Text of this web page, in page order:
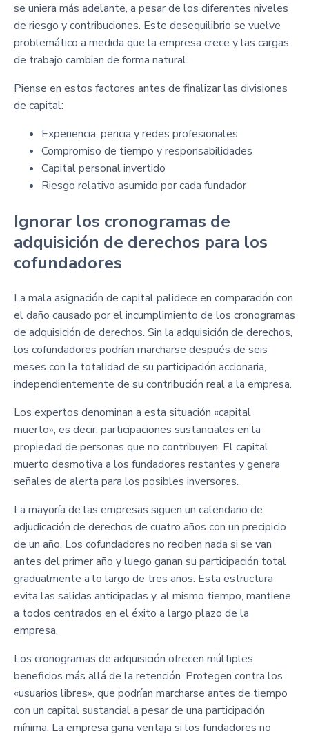
se uniera más adelante, a pesar de los diferentes niveles
de riesgo y contribuciones. Este desequilibrio se vuelve
problemático a medida que la empresa crece y las cargas
de trabajo cambian de forma natural.
Piense en estos factores antes de finalizar las divisiones
de capital:
Experiencia, pericia y redes profesionales
Compromiso de tiempo y responsabilidades
Capital personal invertido
Riesgo relativo asumido por cada fundador
Ignorar los cronogramas de
adquisición de derechos para los
cofundadores
La mala asignación de capital palidece en comparación con
el daño causado por el incumplimiento de los cronogramas
de adquisición de derechos. Sin la adquisición de derechos,
los cofundadores podrían marcharse después de seis
meses con la totalidad de su participación accionaria,
independientemente de su contribución real a la empresa.
Los expertos denominan a esta situación «capital
muerto», es decir, participaciones sustanciales en la
propiedad de personas que no contribuyen. El capital
muerto desmotiva a los fundadores restantes y genera
señales de alerta para los posibles inversores.
La mayoría de las empresas siguen un calendario de
adjudicación de derechos de cuatro años con un precipicio
de un año. Los cofundadores no reciben nada si se van
antes del primer año y luego ganan su participación total
gradualmente a lo largo de tres años. Esta estructura
evita las salidas anticipadas y, al mismo tiempo, mantiene
a todos centrados en el éxito a largo plazo de la
empresa.
Los cronogramas de adquisición ofrecen múltiples
beneficios más allá de la retención. Protegen contra los
«usuarios libres», que podrían marcharse antes de tiempo
con un capital sustancial a pesar de una participación
mínima. La empresa gana ventaja si los fundadores no